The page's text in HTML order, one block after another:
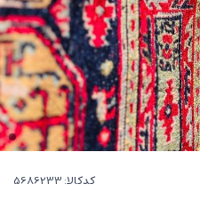
کدکالا: